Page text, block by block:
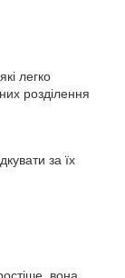
легко
розділення
за їх